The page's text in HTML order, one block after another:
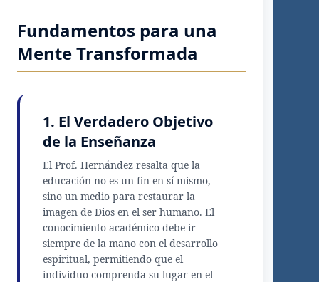
Fundamentos para una
Mente Transformada
1. El Verdadero Objetivo
de la Enseñanza
El Prof. Hernández resalta que la
educación no es un fin en sí mismo,
sino un medio para restaurar la
imagen de Dios en el ser humano. El
conocimiento académico debe ir
siempre de la mano con el desarrollo
espiritual, permitiendo que el
individuo comprenda su lugar en el